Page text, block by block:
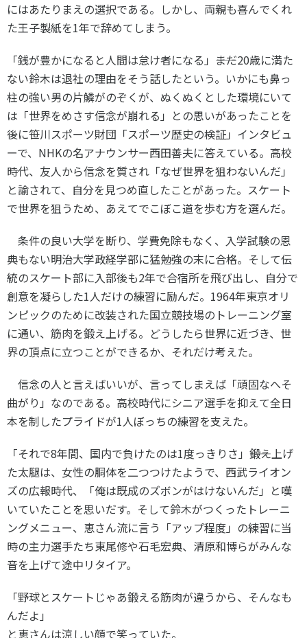
にはあたりまえの選択である。しかし、両親も喜んでくれ
た王子製紙を1年で辞めてしまう。
「銭が豊かになると人間は怠け者になる」――まだ20歳に満た
ない鈴木は退社の理由をそう話したという。いかにも鼻っ
柱の強い男の片鱗がのぞくが、ぬくぬくとした環境にいて
は「世界をめさす信念が崩れる」との思いがあったことを
後に笹川スポーツ財団「スポーツ歴史の検証」インタビュ
ーで、 NHKの名アナウンサー西田善夫に答えている。高校
時代、友人から信念を質され「なぜ世界を狙わないんだ」
と諭されて、自分を見つめ直したことがあった。スケート
で世界を狙うため、あえてでこぼこ道を歩む方を選んだ。
条件の良い大学を断り、学費免除もなく、入学試験の恩
典もない明治大学政経学部に猛勉強の末に合格。そして伝
統のスケート部に入部後も2年で合宿所を飛び出し、自分で
創意を凝らした1人だけの練習に励んだ。 1964年東京オリ
ンピックのために改装された国立競技場のトレーニング室
に通い、筋肉を鍛え上げる。どうしたら世界に近づき、世
界の頂点に立つことができるか、それだけ考えた。
信念の人と言えばいいが、言ってしまえば「頑固なへそ
曲がり」なのである。高校時代にシニア選手を抑えて全日
本を制したプライドが1人ぼっちの練習を支えた。
「それで8年間、国内で負けたのは1度っきりさ」――鍛え上げ
た太腿は、女性の胴体を二つつけたようで、西武ライオン
ズの広報時代、「俺は既成のズボンがはけないんだ」と嘆
いていたことを思いだす。そして鈴木がつくったトレーニ
ングメニュー、恵さん流に言う「アップ程度」の練習に当
時の主力選手たち東尾修や石毛宏典、清原和博らがみんな
音を上げて途中リタイア。
「野球とスケートじゃあ鍛える筋肉が違うから、そんなも
んだよ」
と恵さんは涼しい顔で笑っていた。